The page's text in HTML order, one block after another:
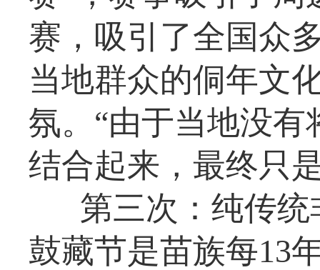
赛，吸引了全国众
当地群众的侗年文
氛。“由于当地没
结合起来，最终只
第三次：纯传
鼓藏节是苗族每13